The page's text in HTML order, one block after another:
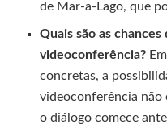
de Mar-a-Lago, que
Quais são as
videoconferência?
concretas, a
videoconferência não
o diálogo comece